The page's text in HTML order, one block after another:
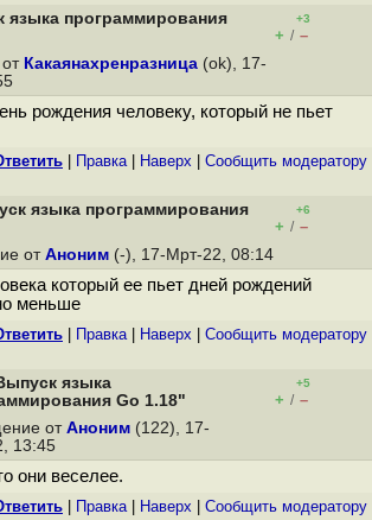
языка программирования
+3
+ / –
Какаянахренразница (ok), 17-
рождения человеку, который не пьет
Правка| Наверх Cообщить модератору
языка программирования
+6
+ / –
от Аноним (-), 17-Мрт-22, 08:14
который ее пьет дней рождений
меньше
Правка| Наверх Cообщить модератору
языка
Go 1.18"
+5
+ / –
от Аноним (122), 17-
13:45
они веселее.
Правка| Наверх Cообщить модератору